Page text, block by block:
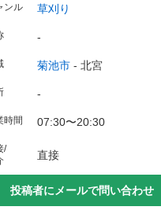
ンル 草刈り
-
菊池市 - 北宮
-
時間 07:30〜20:30
/
直接
投稿者にメールで問い合わせ